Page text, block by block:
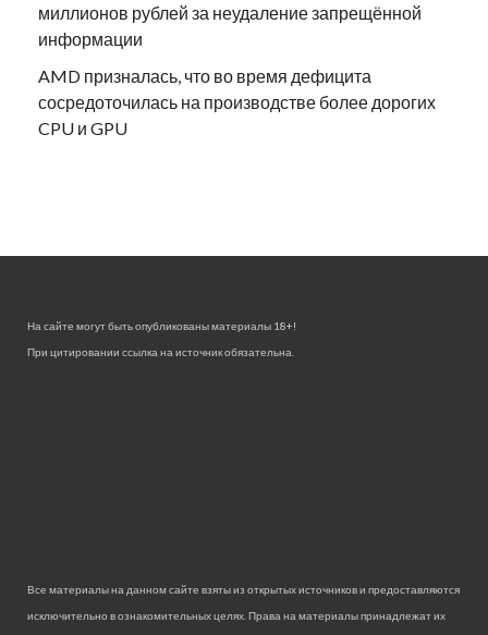
миллионов рублей за неудаление запрещённой
информации
AMD призналась, что во время дефицита
сосредоточилась на производстве более дорогих
CPU и GPU
На сайте могут быть опубликованы материалы 18+!
При цитировании ссылка на источник обязательна.
Все материалы на данном сайте взяты из открытых источников и предоставляются
исключительно в ознакомительных целях. Права на материалы принадлежат их